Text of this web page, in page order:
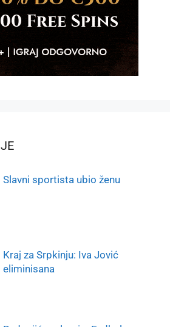
Slavni sportista ubio ženu
Kraj za Srpkinju: Iva Jović
eliminisana